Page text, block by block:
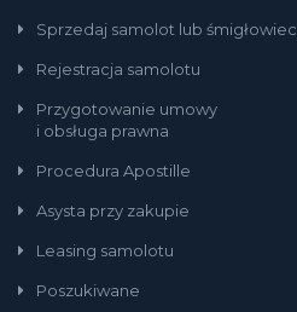
Sprzedaj samolot lub śmigłowiec
Rejestracja samolotu
Przygotowanie umowy
i obsługa prawna
Procedura Apostille
Asysta przy zakupie
Leasing samolotu
Poszukiwane